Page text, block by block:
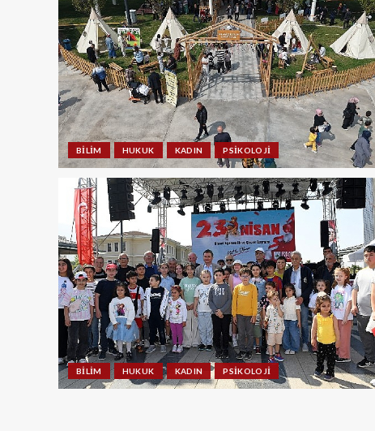
BILIM HUKUK KADIN PSIKOLOJI
BILIM HUKUK KADIN PSIKOLOJI